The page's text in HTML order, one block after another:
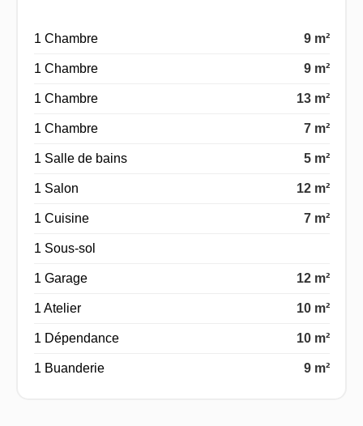
1 Chambre 9 m²
1 Chambre 9 m²
1 Chambre 13 m²
1 Chambre 7 m²
1 Salle de bains 5 m²
1 Salon 12 m²
1 Cuisine 7 m²
1 Sous-sol
1 Garage 12 m²
1 Atelier 10 m²
1 Dépendance 10 m²
1 Buanderie 9 m²